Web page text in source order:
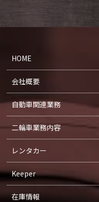
HOME
会社概要
自動車関連業務
二輪車業務内容
レンタカー
Keeper
在庫情報